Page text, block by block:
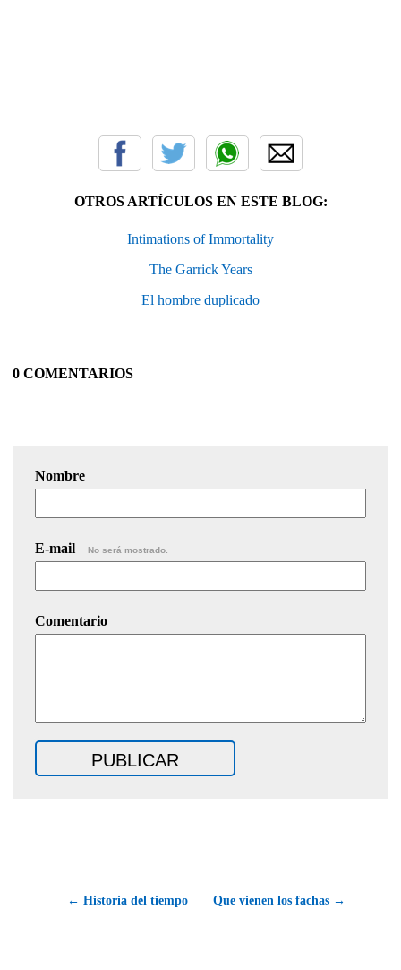
OTROS ARTÍCULOS EN ESTE BLOG:
Intimations of Immortality
The Garrick Years
El hombre duplicado
0 COMENTARIOS
Nombre
E-mail No será mostrado.
Comentario
← Historia del tiempo Que vienen los fachas →